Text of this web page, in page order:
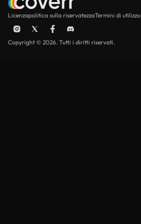
Licenzapolitica sulla riservatezzaTermini di utilizzo
Copyright © 2026. Tutti i diritti riservati.